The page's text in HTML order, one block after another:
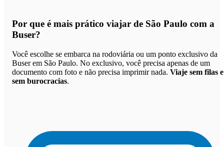
Por que é mais prático viajar de São Paulo com a
Buser?
Você escolhe se embarca na rodoviária ou um ponto exclusivo da
Buser em São Paulo. No exclusivo, você precisa apenas de um
documento com foto e não precisa imprimir nada. Viaje sem filas e
sem burocracias.